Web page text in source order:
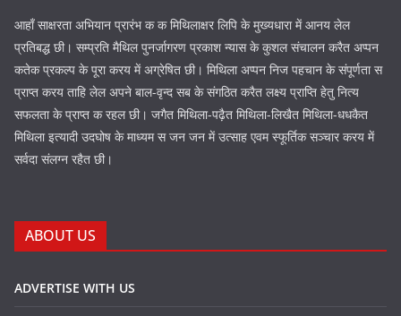
आहाँ साक्षरता अभियान प्रारंभ क क मिथिलाक्षर लिपि के मुख्यधारा में आनय लेल
प्रतिबद्ध छी। सम्प्रति मैथिल पुनर्जागरण प्रकाश न्यास के कुशल संचालन करैत अप्पन
कतेक प्रकल्प के पूरा करय में अग्रेषित छी। मिथिला अप्पन निज पहचान के संपूर्णता स
प्राप्त करय ताहि लेल अपने बाल-वृन्द सब के संगठित करैत लक्ष्य प्राप्ति हेतु नित्य
सफलता के प्राप्त क रहल छी। जगैत मिथिला-पढ़ैत मिथिला-लिखैत मिथिला-धधकैत
मिथिला इत्यादी उदघोष के माध्यम स जन जन में उत्साह एवम स्फूर्तिक सञ्चार करय में
सर्वदा संलग्न रहैत छी।
ABOUT US
ADVERTISE WITH US